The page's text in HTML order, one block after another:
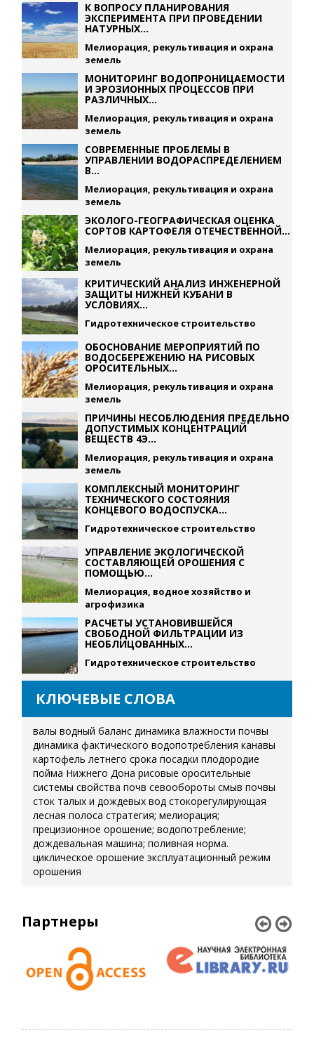
К ВОПРОСУ ПЛАНИРОВАНИЯ
ЭКСПЕРИМЕНТА ПРИ ПРОВЕДЕНИИ
НАТУРНЫХ...
Мелиорация, рекультивация и охрана
земель
МОНИТОРИНГ ВОДОПРОНИЦАЕМОСТИ
И ЭРОЗИОННЫХ ПРОЦЕССОВ ПРИ
РАЗЛИЧНЫХ...
Мелиорация, рекультивация и охрана
земель
СОВРЕМЕННЫЕ ПРОБЛЕМЫ В
УПРАВЛЕНИИ ВОДОРАСПРЕДЕЛЕНИЕМ
В...
Мелиорация, рекультивация и охрана
земель
ЭКОЛОГО-ГЕОГРАФИЧЕСКАЯ ОЦЕНКА
СОРТОВ КАРТОФЕЛЯ ОТЕЧЕСТВЕННОЙ...
Мелиорация, рекультивация и охрана
земель
КРИТИЧЕСКИЙ АНАЛИЗ ИНЖЕНЕРНОЙ
ЗАЩИТЫ НИЖНЕЙ КУБАНИ В
УСЛОВИЯХ...
Гидротехническое строительство
ОБОСНОВАНИЕ МЕРОПРИЯТИЙ ПО
ВОДОСБЕРЕЖЕНИЮ НА РИСОВЫХ
ОРОСИТЕЛЬНЫХ...
Мелиорация, рекультивация и охрана
земель
ПРИЧИНЫ НЕСОБЛЮДЕНИЯ ПРЕДЕЛЬНО
ДОПУСТИМЫХ КОНЦЕНТРАЦИЙ
ВЕЩЕСТВ 4Э...
Мелиорация, рекультивация и охрана
земель
КОМПЛЕКСНЫЙ МОНИТОРИНГ
ТЕХНИЧЕСКОГО СОСТОЯНИЯ
КОНЦЕВОГО ВОДОСПУСКА...
Гидротехническое строительство
УПРАВЛЕНИЕ ЭКОЛОГИЧЕСКОЙ
СОСТАВЛЯЮЩЕЙ ОРОШЕНИЯ С
ПОМОЩЬЮ...
Мелиорация, водное хозяйство и
агрофизика
РАСЧЕТЫ УСТАНОВИВШЕЙСЯ
СВОБОДНОЙ ФИЛЬТРАЦИИ ИЗ
НЕОБЛИЦОВАННЫХ...
Гидротехническое строительство
КЛЮЧЕВЫЕ СЛОВА
валы водный баланс динамика влажности почвы
динамика фактического водопотребления канавы
картофель летнего срока посадки плодородие
пойма Нижнего Дона рисовые оросительные
системы свойства почв севообороты смыв почвы
сток талых и дождевых вод стокорегулирующая
лесная полоса стратегия; мелиорация;
прецизионное орошение; водопотребление;
дождевальная машина; поливная норма.
циклическое орошение эксплуатационный режим
орошения
Партнеры